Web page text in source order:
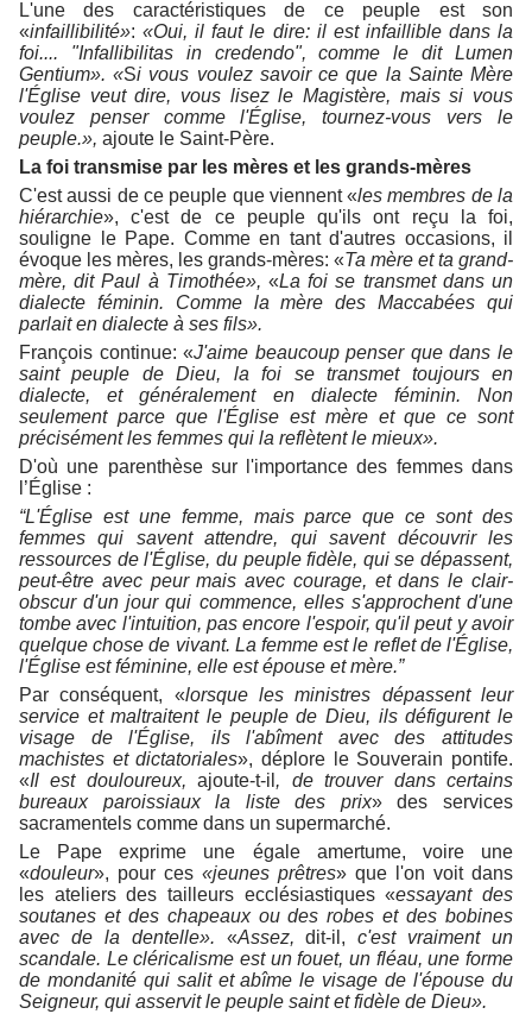
L'une des caractéristiques de ce peuple est son
«infaillibilité»:«Oui, il faut le dire: il est infaillible dans la
foi.... "Infallibilitas in credendo", comme le dit Lumen
Gentium». «Si vous voulez savoir ce que la Sainte Mère
l'Église veut dire, vous lisez le Magistère, mais si vous
voulez penser comme l'Église, tournez-vous vers le
peuple.», ajoute le Saint-Père.
La foi transmise par les mères et les grands-mères
C'est aussi de ce peuple que viennent «les membres de la
hiérarchie», c'est de ce peuple qu'ils ont reçu la foi,
souligne le Pape. Comme en tant d'autres occasions, il
évoque les mères, les grands-mères: «Ta mère et ta grand-
mère, dit Paul à Timothée», «La foi se transmet dans un
dialecte féminin. Comme la mère des Maccabées qui
parlait en dialecte à ses fils».
François continue: «J'aime beaucoup penser que dans le
saint peuple de Dieu, la foi se transmet toujours en
dialecte, et généralement en dialecte féminin. Non
seulement parce que l'Église est mère et que ce sont
précisément les femmes qui la reflètent le mieux».
D'où une parenthèse sur l'importance des femmes dans
l’Église :
“L'Église est une femme, mais parce que ce sont des
femmes qui savent attendre, qui savent découvrir les
ressources de l'Église, du peuple fidèle, qui se dépassent,
peut-être avec peur mais avec courage, et dans le clair-
obscur d'un jour qui commence, elles s'approchent d'une
tombe avec l'intuition, pas encore l'espoir, qu'il peut y avoir
quelque chose de vivant. La femme est le reflet de l'Église,
l'Église est féminine, elle est épouse et mère.”
Par conséquent, «lorsque les ministres dépassent leur
service et maltraitent le peuple de Dieu, ils défigurent le
visage de l'Église, ils l'abîment avec des attitudes
machistes et dictatoriales», déplore le Souverain pontife.
«Il est douloureux,ajoute-t-il , de trouver dans certains
bureaux paroissiaux la liste des prix» des services
sacramentels comme dans un supermarché.
Le Pape exprime une égale amertume, voire une
«douleur», pour ces «jeunes prêtres» que l'on voit dans
les ateliers des tailleurs ecclésiastiques «essayant des
soutanes et des chapeaux ou des robes et des bobines
avec de la dentelle». «Assez, dit-il,c'est vraiment un
scandale. Le cléricalisme est un fouet, un fléau, une forme
de mondanité qui salit et abîme le visage de l'épouse du
Seigneur, qui asservit le peuple saint et fidèle de Dieu».